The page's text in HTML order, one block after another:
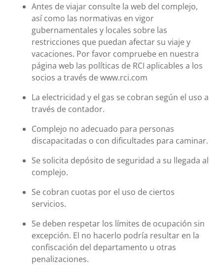
Antes de viajar consulte la web del complejo,
así como las normativas en vigor
gubernamentales y locales sobre las
restricciones que puedan afectar su viaje y
vacaciones. Por favor compruebe en nuestra
página web las políticas de RCI aplicables a los
socios a través de www.rci.com
La electricidad y el gas se cobran según el uso a
través de contador.
Complejo no adecuado para personas
discapacitadas o con dificultades para caminar.
Se solicita depósito de seguridad a su llegada al
complejo.
Se cobran cuotas por el uso de ciertos
servicios.
Se deben respetar los límites de ocupación sin
excepción. El no hacerlo podría resultar en la
confiscación del departamento u otras
penalizaciones.